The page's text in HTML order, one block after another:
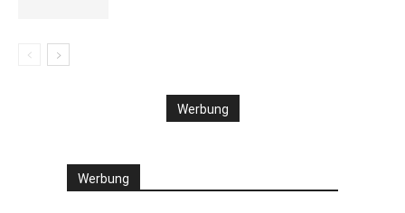
Werbung
Werbung